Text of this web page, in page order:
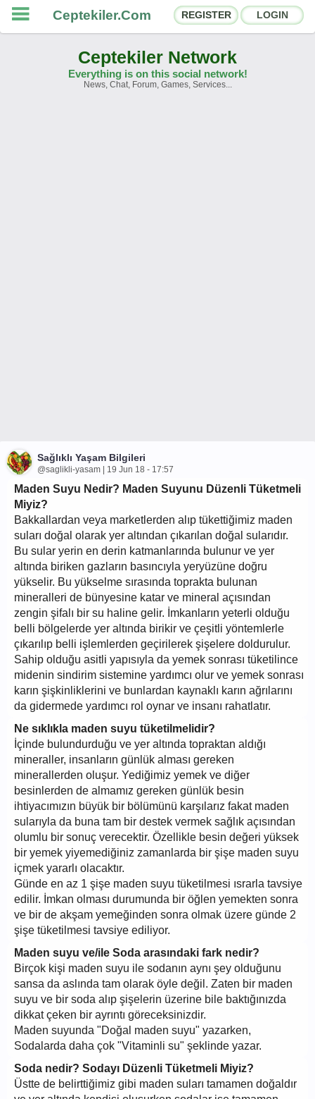
Ceptekiler.Com REGISTER LOGIN
Ceptekiler Network
Everything is on this social network!
News, Chat, Forum, Games, Services...
Sağlıklı Yaşam Bilgileri
@saglikli-yasam | 19 Jun 18 - 17:57
Maden Suyu Nedir? Maden Suyunu Düzenli Tüketmeli
Miyiz?
Bakkallardan veya marketlerden alıp tükettiğimiz maden
suları doğal olarak yer altından çıkarılan doğal sularıdır.
Bu sular yerin en derin katmanlarında bulunur ve yer
altında biriken gazların basıncıyla yeryüzüne doğru
yükselir. Bu yükselme sırasında toprakta bulunan
mineralleri de bünyesine katar ve mineral açısından
zengin şifalı bir su haline gelir. İmkanların yeterli olduğu
belli bölgelerde yer altında birikir ve çeşitli yöntemlerle
çıkarılıp belli işlemlerden geçirilerek şişelere doldurulur.
Sahip olduğu asitli yapısıyla da yemek sonrası tüketilince
midenin sindirim sistemine yardımcı olur ve yemek sonrası
karın şişkinliklerini ve bunlardan kaynaklı karın ağrılarını
da gidermede yardımcı rol oynar ve insanı rahatlatır.
Ne sıklıkla maden suyu tüketilmelidir?
İçinde bulundurduğu ve yer altında topraktan aldığı
mineraller, insanların günlük alması gereken
minerallerden oluşur. Yediğimiz yemek ve diğer
besinlerden de almamız gereken günlük besin
ihtiyacımızın büyük bir bölümünü karşılarız fakat maden
sularıyla da buna tam bir destek vermek sağlık açısından
olumlu bir sonuç verecektir. Özellikle besin değeri yüksek
bir yemek yiyemediğiniz zamanlarda bir şişe maden suyu
içmek yararlı olacaktır.
Günde en az 1 şişe maden suyu tüketilmesi ısrarla tavsiye
edilir. İmkan olması durumunda bir öğlen yemekten sonra
ve bir de akşam yemeğinden sonra olmak üzere günde 2
şişe tüketilmesi tavsiye ediliyor.
Maden suyu ve/ile Soda arasındaki fark nedir?
Birçok kişi maden suyu ile sodanın aynı şey olduğunu
sansa da aslında tam olarak öyle değil. Zaten bir maden
suyu ve bir soda alıp şişelerin üzerine bile baktığınızda
dikkat çeken bir ayrıntı göreceksinizdir.
Maden suyunda "Doğal maden suyu" yazarken,
Sodalarda daha çok "Vitaminli su" şeklinde yazar.
Soda nedir? Sodayı Düzenli Tüketmeli Miyiz?
Üstte de belirttiğimiz gibi maden suları tamamen doğaldır